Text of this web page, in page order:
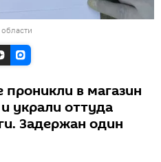
проникли в магазин
украли оттуда
Задержан один